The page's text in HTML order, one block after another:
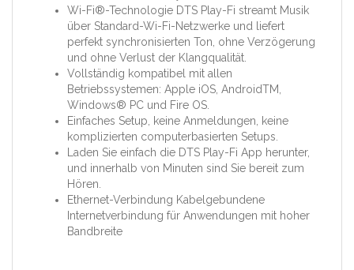
Wi-Fi®-Technologie DTS Play-Fi streamt Musik
über Standard-Wi-Fi-Netzwerke und liefert
perfekt synchronisierten Ton, ohne Verzögerung
und ohne Verlust der Klangqualität.
Vollständig kompatibel mit allen
Betriebssystemen: Apple iOS, AndroidTM,
Windows® PC und Fire OS.
Einfaches Setup, keine Anmeldungen, keine
komplizierten computerbasierten Setups.
Laden Sie einfach die DTS Play-Fi App herunter,
und innerhalb von Minuten sind Sie bereit zum
Hören.
Ethernet-Verbindung Kabelgebundene
Internetverbindung für Anwendungen mit hoher
Bandbreite